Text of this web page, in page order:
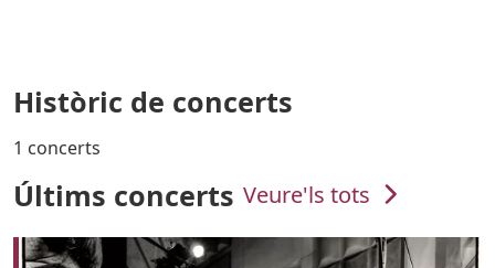
Històric de concerts
1 concerts
Últims concerts Veure'ls tots